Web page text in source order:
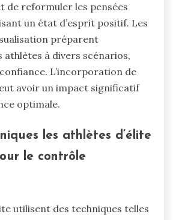
de reformuler les pensées
un état d’esprit positif. Les
préparent
athlètes à divers scénarios,
L’incorporation de
avoir un impact significatif
optimale.
les athlètes d’élite
le contrôle
utilisent des techniques telles